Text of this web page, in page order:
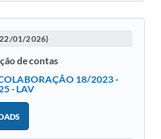
01/2026)
de contas
18/2023 -
- LAV